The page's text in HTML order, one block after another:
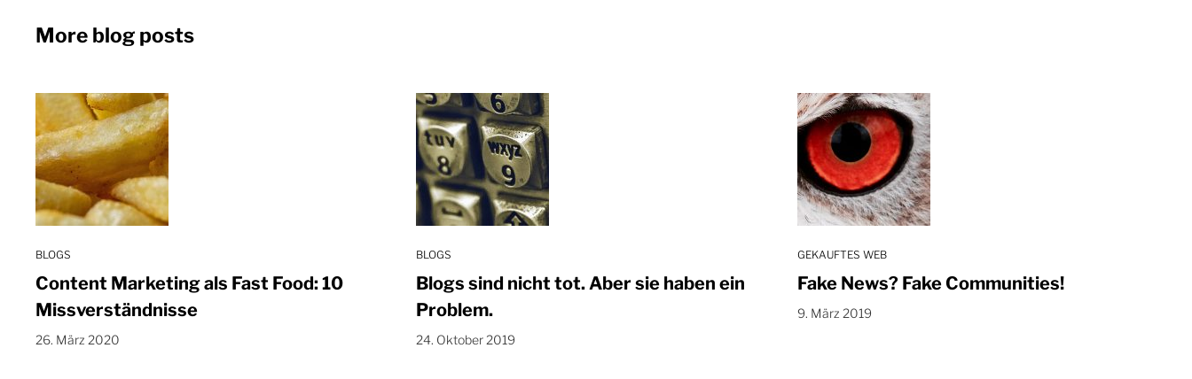
More blog posts
BLOGS
Content Marketing als Fast Food: 10
Missverständnisse
26. März 2020
BLOGS
Blogs sind nicht tot. Aber sie haben ein
Problem.
24. Oktober 2019
GEKAUFTES WEB
Fake News? Fake Communities!
9. März 2019